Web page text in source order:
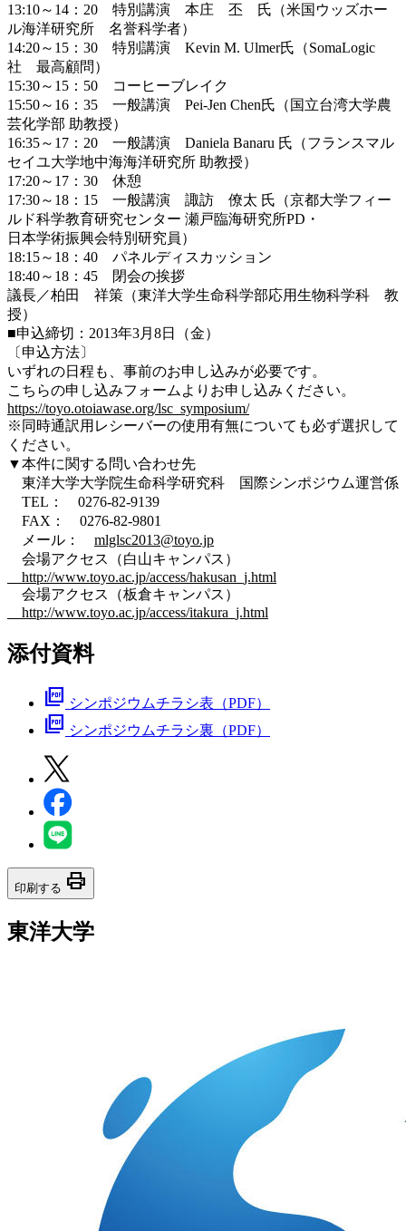
13:10～14：20 特別講演 本庄 丕 氏（米国ウッズホー
ル海洋研究所 名誉科学者）
14:20～15：30 特別講演 Kevin M. Ulmer氏（SomaLogic
社 最高顧問）
15:30～15：50 コーヒーブレイク
15:50～16：35 一般講演 Pei-Jen Chen氏（国立台湾大学農
芸化学部 助教授）
16:35～17：20 一般講演 Daniela Banaru 氏（フランスマル
セイユ大学地中海海洋研究所 助教授）
17:20～17：30 休憩
17:30～18：15 一般講演 諏訪 僚太 氏（京都大学フィー
ルド科学教育研究センター 瀬戸臨海研究所PD・
日本学術振興会特別研究員）
18:15～18：40 パネルディスカッション
18:40～18：45 閉会の挨拶
議長／柏田 祥策（東洋大学生命科学部応用生物科学科 教
授）
■申込締切：2013年3月8日（金）
〔申込方法〕
いずれの日程も、事前のお申し込みが必要です。
こちらの申し込みフォームよりお申し込みください。
https://toyo.otoiawase.org/lsc_symposium/
※同時通訳用レシーバーの使用有無についても必ず選択して
ください。
▼本件に関する問い合わせ先
東洋大学大学院生命科学研究科 国際シンポジウム運営係
TEL： 0276-82-9139
FAX： 0276-82-9801
メール： mlglsc2013@toyo.jp
会場アクセス（白山キャンパス）
http://www.toyo.ac.jp/access/hakusan_j.html
会場アクセス（板倉キャンパス）
http://www.toyo.ac.jp/access/itakura_j.html
添付資料
picture_as_pdf シンポジウムチラシ表（PDF）
picture_as_pdf シンポジウムチラシ裏（PDF）
印刷する print
東洋大学